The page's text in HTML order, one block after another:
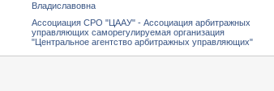
Владиславовна
Ассоциация СРО "ЦААУ" - Ассоциация арбитражных
управляющих саморегулируемая организация
"Центральное агентство арбитражных управляющих"